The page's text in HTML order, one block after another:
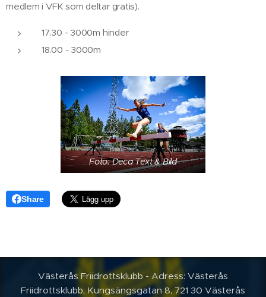
medlem i VFK som deltar gratis).
17.30 - 3000m hinder
18.00 - 3000m
Foto: Deca Text & Bild
Share
Västerås Friidrottsklubb - Adress: Västerås
Friidrottsklubb, Kungsängsgatan 8, 721 30 Västerås